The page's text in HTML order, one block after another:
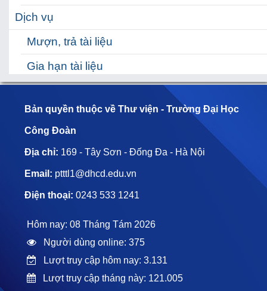
Dịch vụ
Mượn, trả tài liệu
Gia hạn tài liệu
Hỗ trợ
Hỗ trợ học tập
Hỏi đáp nhanh
Bản quyền thuộc về Thư viện - Trường Đại Học
Công Đoàn
Địa chỉ: 169 - Tây Sơn - Đống Đa - Hà Nội
Email: ptttl1@dhcd.edu.vn
Điện thoại: 0243 533 1241
Hôm nay: 08 Tháng Tám 2026
Người dùng online: 375
Lượt truy cập hôm nay: 3.131
Lượt truy cập tháng này: 121.005